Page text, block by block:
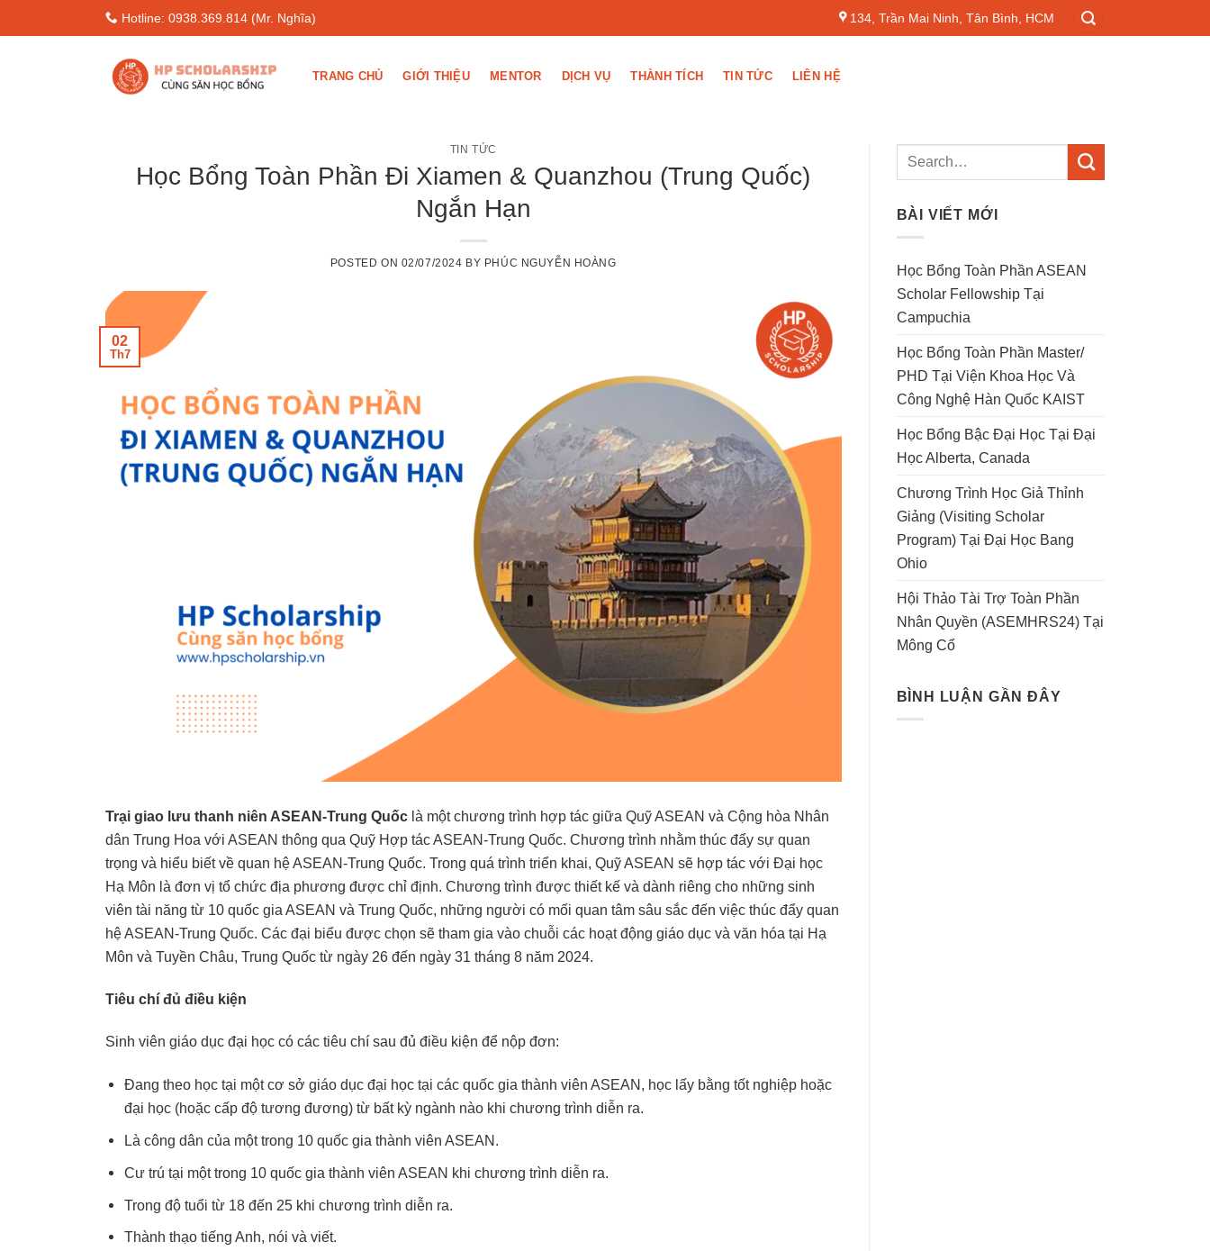
to
Hotline: 0938.369.814 (Mr. Nghĩa) 134, Trần Mai Ninh, Tân Bình, HCM
TRANG CHỦ GIỚI THIỆU MENTOR DỊCH VỤ THÀNH TÍCH TIN TỨC LIÊN HỆ
TIN TỨC
Học Bổng Toàn Phần Đi Xiamen & Quanzhou (Trung Quốc)
Ngắn Hạn
POSTED ON 02/07/2024 BY PHÚC NGUYỄN HOÀNG
02
Th7
Trại giao lưu thanh niên ASEAN-Trung Quốc là một chương trình hợp tác giữa Quỹ ASEAN và Cộng hòa Nhân
dân Trung Hoa với ASEAN thông qua Quỹ Hợp tác ASEAN-Trung Quốc. Chương trình nhằm thúc đẩy sự quan
trọng và hiểu biết về quan hệ ASEAN-Trung Quốc. Trong quá trình triển khai, Quỹ ASEAN sẽ hợp tác với Đại học
Hạ Môn là đơn vị tổ chức địa phương được chỉ định. Chương trình được thiết kế và dành riêng cho những sinh
viên tài năng từ 10 quốc gia ASEAN và Trung Quốc, những người có mối quan tâm sâu sắc đến việc thúc đẩy quan
hệ ASEAN-Trung Quốc. Các đại biểu được chọn sẽ tham gia vào chuỗi các hoạt động giáo dục và văn hóa tại Hạ
Môn và Tuyền Châu, Trung Quốc từ ngày 26 đến ngày 31 tháng 8 năm 2024.
Tiêu chí đủ điều kiện
Sinh viên giáo dục đại học có các tiêu chí sau đủ điều kiện để nộp đơn:
Đang theo học tại một cơ sở giáo dục đại học tại các quốc gia thành viên ASEAN, học lấy bằng tốt nghiệp hoặc
đại học (hoặc cấp độ tương đương) từ bất kỳ ngành nào khi chương trình diễn ra.
Là công dân của một trong 10 quốc gia thành viên ASEAN.
Cư trú tại một trong 10 quốc gia thành viên ASEAN khi chương trình diễn ra.
Trong độ tuổi từ 18 đến 25 khi chương trình diễn ra.
Thành thạo tiếng Anh, nói và viết.
BÀI VIẾT MỚI
Học Bổng Toàn Phần ASEAN
Scholar Fellowship Tại
Campuchia
Học Bổng Toàn Phần Master/
PHD Tại Viện Khoa Học Và
Công Nghệ Hàn Quốc KAIST
Học Bổng Bậc Đại Học Tại Đại
Học Alberta, Canada
Chương Trình Học Giả Thỉnh
Giảng (Visiting Scholar
Program) Tại Đại Học Bang
Ohio
Hội Thảo Tài Trợ Toàn Phần
Nhân Quyền (ASEMHRS24) Tại
Mông Cổ
BÌNH LUẬN GẦN ĐÂY